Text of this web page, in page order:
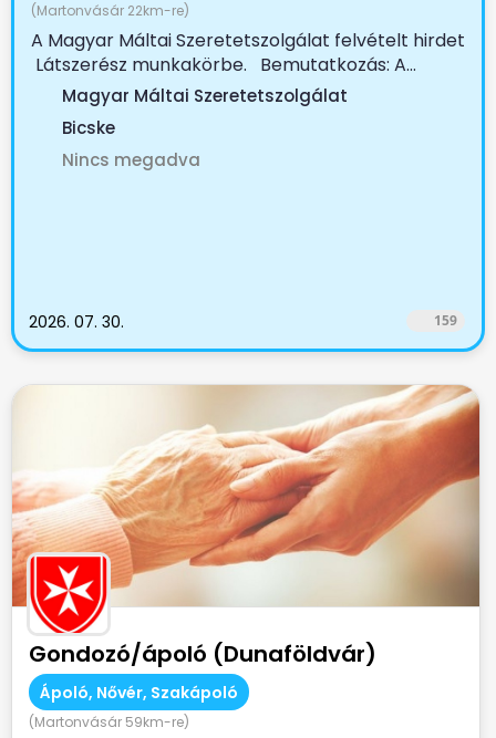
(Martonvásár 22km-re)
A Magyar Máltai Szeretetszolgálat felvételt hirdet
Látszerész munkakörbe. Bemutatkozás: A...
Magyar Máltai Szeretetszolgálat
Bicske
Nincs megadva
2026. 07. 30. 159
Gondozó/ápoló (Dunaföldvár)
Ápoló, Nővér, Szakápoló
(Martonvásár 59km-re)